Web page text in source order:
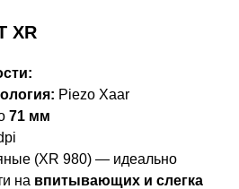
XR
Piezo Xaar
71 мм
(XR 980) — идеально
на впитывающих и слегка